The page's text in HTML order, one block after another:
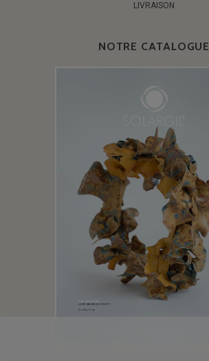
LIVRAISON
NOTRE CATALOGUE